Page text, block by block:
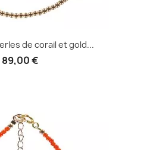
de corail et gold...
89,00 €